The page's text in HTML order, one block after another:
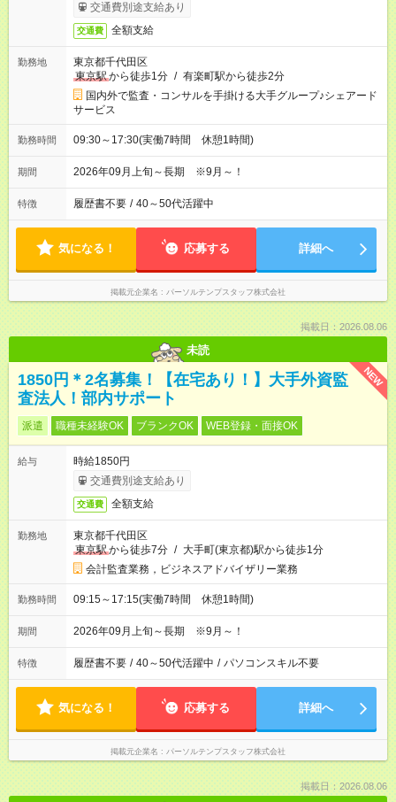
交通費別途支給あり
交通費 全額支給
勤務地
東京都千代田区
東京駅から徒歩1分 / 有楽町駅から徒歩2分
国内外で監査・コンサルを手掛ける大手グループ♪シェアード
サービス
勤務時間 09:30～17:30(実働7時間 休憩1時間)
期間 2026年09月上旬～長期 ※9月～！
特徴 履歴書不要 / 40～50代活躍中
気になる！ 応募する 詳細へ
掲載元企業名 パーソルテンプスタッフ株式会社
掲載日：2026.08.06
未読
NEW
1850円＊2名募集！【在宅あり！】大手外資監
査法人！部内サポート
派遣 職種未経験OK ブランクOK WEB登録・面接OK
給与
時給1850円
交通費別途支給あり
交通費 全額支給
勤務地
東京都千代田区
東京駅から徒歩7分 / 大手町(東京都)駅から徒歩1分
会計監査業務，ビジネスアドバイザリー業務
勤務時間 09:15～17:15(実働7時間 休憩1時間)
期間 2026年09月上旬～長期 ※9月～！
特徴 履歴書不要 / 40～50代活躍中 / パソコンスキル不要
気になる！ 応募する 詳細へ
掲載元企業名 パーソルテンプスタッフ株式会社
掲載日：2026.08.06